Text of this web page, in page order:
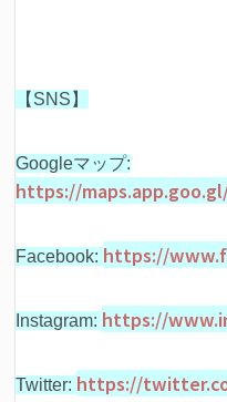
【SNS】
Googleマップ:
https://
Facebook: https://
Instagram: https://
Twitter: https://